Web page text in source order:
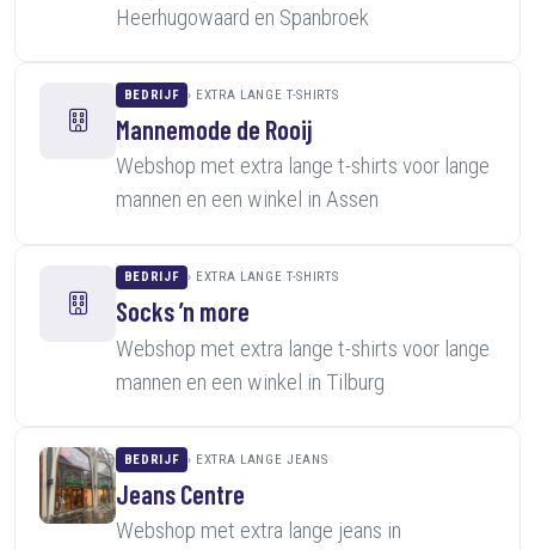
Heerhugowaard en Spanbroek
BEDRIJF EXTRA LANGE T-SHIRTS
Mannemode de Rooij
Webshop met extra lange t-shirts voor lange
mannen en een winkel in Assen
BEDRIJF EXTRA LANGE T-SHIRTS
Socks ’n more
Webshop met extra lange t-shirts voor lange
mannen en een winkel in Tilburg
BEDRIJF EXTRA LANGE JEANS
Jeans Centre
Webshop met extra lange jeans in